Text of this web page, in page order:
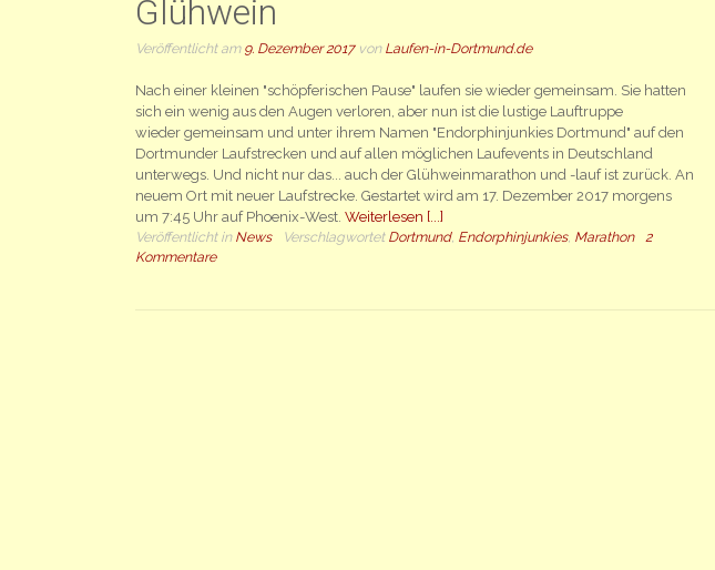
Glühwein
Veröffentlicht am 9. Dezember 2017von Laufen-in-Dortmund.de
Nach einer kleinen "schöpferischen Pause" laufen sie wieder gemeinsam. Sie hatten
sich ein wenig aus den Augen verloren, aber nun ist die lustige Lauftruppe
wieder gemeinsam und unter ihrem Namen "Endorphinjunkies Dortmund" auf den
Dortmunder Laufstrecken und auf allen möglichen Laufevents in Deutschland
unterwegs. Und nicht nur das... auch der Glühweinmarathon und -lauf ist zurück. An
neuem Ort mit neuer Laufstrecke. Gestartet wird am 17. Dezember 2017 morgens
um 7:45 Uhr auf Phoenix-West.Weiterlesen [...]
Veröffentlicht in News Verschlagwortet Dortmund, Endorphinjunkies, Marathon
2
Kommentare